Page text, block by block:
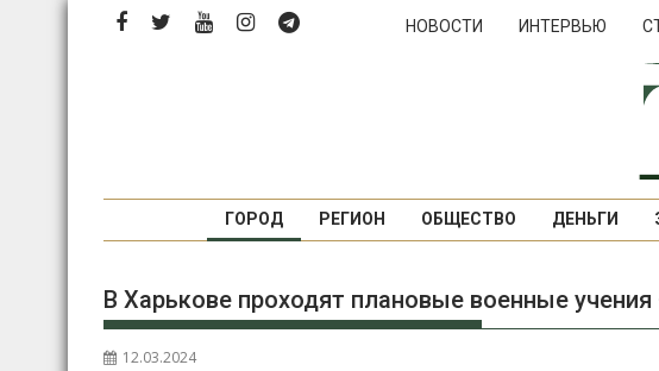
Перейти
НОВОСТИ ИНТЕРВЬЮ
ГОРОД РЕГИОН ОБЩЕСТВО ДЕНЬГИ
В Харькове проходят плановые военные
12.03.2024